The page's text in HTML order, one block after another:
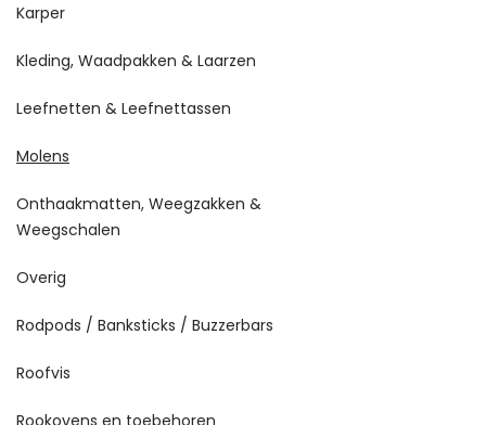
Karper
Kleding, Waadpakken & Laarzen
Leefnetten & Leefnettassen
Molens
Onthaakmatten, Weegzakken &
Weegschalen
Overig
Rodpods / Banksticks / Buzzerbars
Roofvis
Rookovens en toebehoren